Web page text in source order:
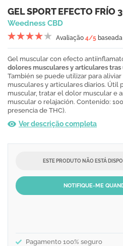
GEL SPORT EFECTO FRÍO
Weedness CBD
Avaliação 4/5
Gel muscular con efecto
dolores musculares y articulares
También se puede utilizar para
musculares y articulares diarios. Útil
muscular, tratar el dolor muscular e
muscular o relajación. Contenido:
presencia de THC).
Ver descrição completa
ESTE PRODUTO NÃO ESTÁ
NOTIFIQUE-ME
Pagamento 100% seguro